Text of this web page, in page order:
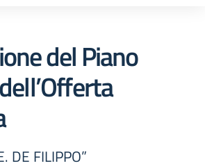
del Piano
DE FILIPPO”